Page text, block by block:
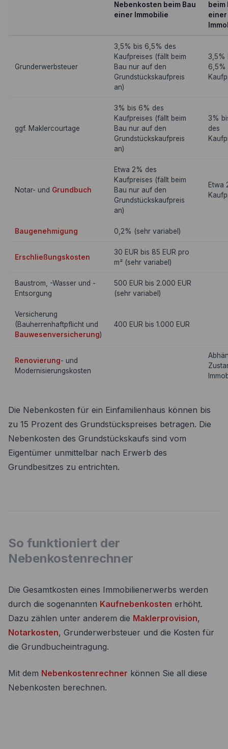
Nebenkosten beim Bau
einer Immobilie
beim
einer
Grunderwerbsteuer
3,5% bis 6,5% des
Kaufpreises (fällt beim
Bau nur auf den
Grundstückskaufpreis
an)
3,5%
6,5%
ggf. Maklercourtage
3% bis 6% des
Kaufpreises (fällt beim
Bau nur auf den
Grundstückskaufpreis
an)
3%
des
Notar- und Grundbuch
Etwa 2% des
Kaufpreises (fällt beim
Bau nur auf den
Grundstückskaufpreis
an)
Etwa
Baugenehmigung 0,2% (sehr variabel)
Erschließungskosten
30 EUR bis 85 EUR pro
m² (sehr variabel)
Baustrom, -Wasser und -
Entsorgung
500 EUR bis 2.000 EUR
(sehr variabel)
Versicherung
(Bauherrenhaftpflicht und
Bauwesenversicherung)
400 EUR bis 1.000 EUR
Renovierung- und
Modernisierungskosten
Die Nebenkosten für ein Einfamilienhaus können bis
zu 15 Prozent des Grundstückspreises betragen. Die
Nebenkosten des Grundstückskaufs sind vom
Eigentümer unmittelbar nach Erwerb des
Grundbesitzes zu entrichten.
So funktioniert der
Nebenkostenrechner
Die Gesamtkosten eines Immobilienerwerbs werden
durch die sogenannten Kaufnebenkosten erhöht.
Dazu zählen unter anderem die Maklerprovision,
Notarkosten, Grunderwerbsteuer und die Kosten für
die Grundbucheintragung.
Mit dem Nebenkostenrechner können Sie all diese
Nebenkosten berechnen.